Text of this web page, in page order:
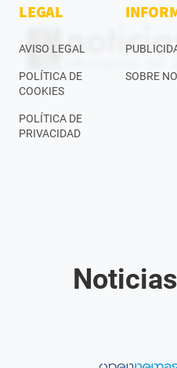
LEGAL
AVISO LEGAL
POLÍTICA DE
COOKIES
POLÍTICA DE
PRIVACIDAD
SOBRE